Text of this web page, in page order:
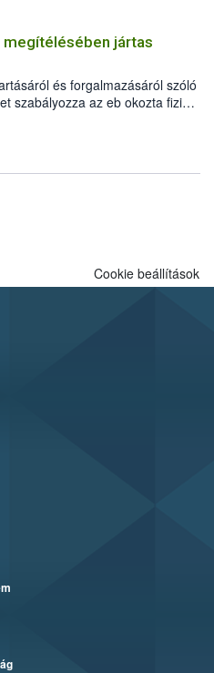
jártas
és forgalmazásáról szóló
szabályozza az eb okozta fizikai
felmerülő
veszélyes eb tartását és annak
jártas szakértőt.
Cookie beállítások